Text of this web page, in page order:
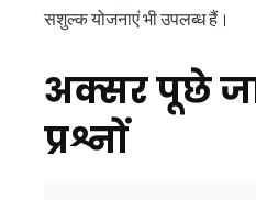
सशुल्क योजनाएं भी उपलब्ध हैं।
अक्सर पूछे
प्रश्नों